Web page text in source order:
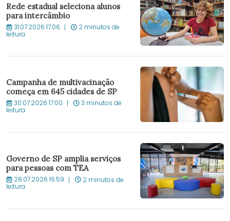
Rede estadual seleciona alunos
para intercâmbio
31.07.2026 17:06 2 minutos de
leitura
Campanha de multivacinação
começa em 645 cidades de SP
30.07.2026 17:00 3 minutos de
leitura
Governo de SP amplia serviços
para pessoas com TEA
28.07.2026 16:59 2 minutos de
leitura